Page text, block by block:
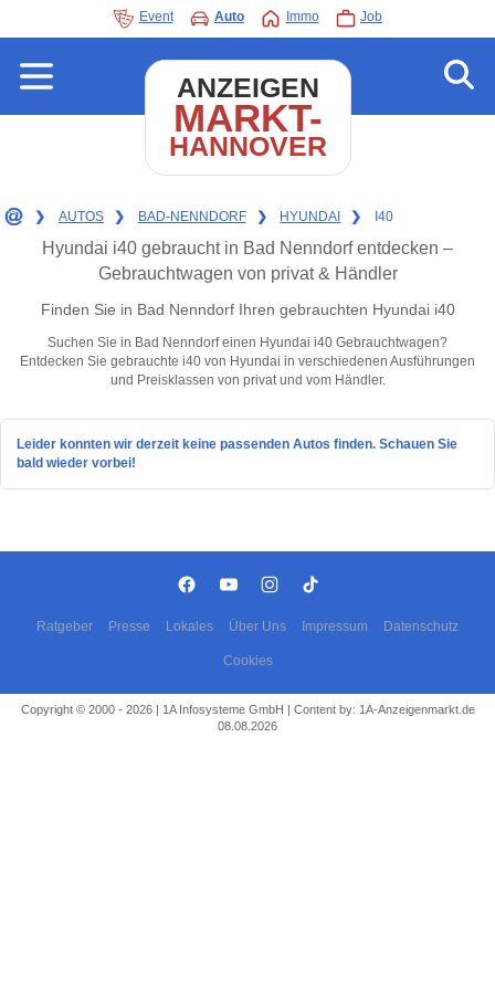
Event Auto Immo Job
ANZEIGEN
MARKT-
HANNOVER
❯ AUTOS ❯ BAD-NENNDORF ❯ HYUNDAI ❯ I40
Hyundai i40 gebraucht in Bad Nenndorf entdecken –
Gebrauchtwagen von privat & Händler
Finden Sie in Bad Nenndorf Ihren gebrauchten Hyundai i40
Suchen Sie in Bad Nenndorf einen Hyundai i40 Gebrauchtwagen?
Entdecken Sie gebrauchte i40 von Hyundai in verschiedenen Ausführungen
und Preisklassen von privat und vom Händler.
Leider konnten wir derzeit keine passenden Autos finden. Schauen Sie
bald wieder vorbei!
Ratgeber Presse Lokales Über Uns Impressum Datenschutz
Cookies
Copyright © 2000 - 2026 | 1A Infosysteme GmbH | Content by: 1A-Anzeigenmarkt.de
08.08.2026